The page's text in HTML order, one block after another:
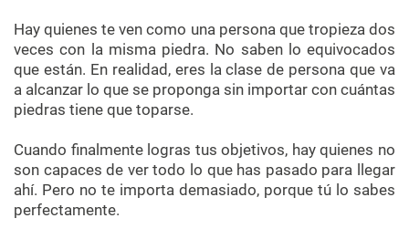
Hay quienes te ven como una persona que tropieza dos
veces con la misma piedra. No saben lo equivocados
que están. En realidad, eres la clase de persona que va
a alcanzar lo que se proponga sin importar con cuántas
piedras tiene que toparse.
Cuando finalmente logras tus objetivos, hay quienes no
son capaces de ver todo lo que has pasado para llegar
ahí. Pero no te importa demasiado, porque tú lo sabes
perfectamente.